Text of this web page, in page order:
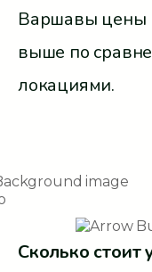
Варшавы цены
выше по
локациями.
Сколько стоит